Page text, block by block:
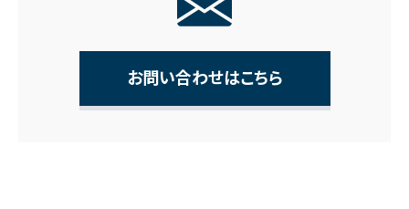
お問い合わせはこちら